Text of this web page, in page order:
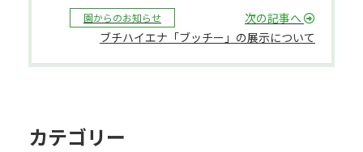
園からのお知らせ
次の記事へ
ブチハイエナ「ブッチー」の展示について
カテゴリー